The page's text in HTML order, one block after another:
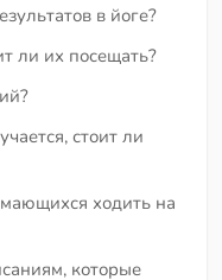
в йоге?
ли их посещать?
стоит ли
ходить на
которые